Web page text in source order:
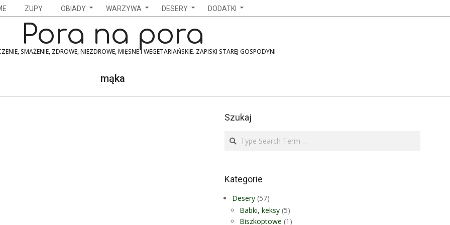
ZUPY OBIADY WARZYWA DESERY DODATKI
Pora na pora
SMAŻENIE, ZDROWE, NIEZDROWE, MIĘSNE I WEGETARIAŃSKIE. ZAPISKI STAREJ GOSPODYNI
mąka
Szukaj
Search
Kategorie
Desery (57)
Babki, keksy (5)
Biszkoptowe (1)